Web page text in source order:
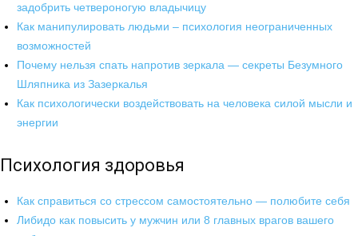
задобрить четвероногую владычицу
Как манипулировать людьми – психология неограниченных
возможностей
Почему нельзя спать напротив зеркала — секреты Безумного
Шляпника из Зазеркалья
Как психологически воздействовать на человека силой мысли и
энергии
Психология здоровья
Как справиться со стрессом самостоятельно — полюбите себя
Либидо как повысить у мужчин или 8 главных врагов вашего